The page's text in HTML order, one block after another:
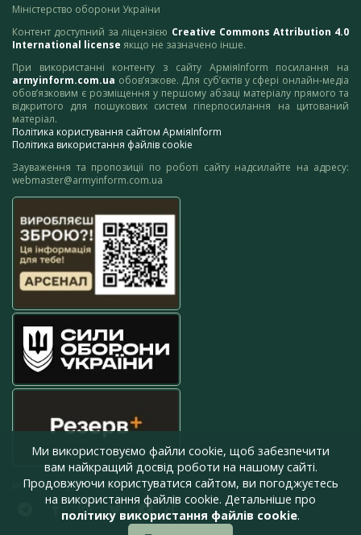
Міністерство оборони України
Контент доступний за ліцензією Creative Commons Attribution 4.0
International license якщо не зазначено інше.
При використанні контенту з сайту АрміяInform посилання на
armyinform.com.ua обов’язкове. Для суб’єктів у сфері онлайн-медіа
обов’язковим є розміщення у першому абзаці матеріалу прямого та
відкритого для пошукових систем гіперпосилання на цитований
матеріал.
Політика користування сайтом АрміяInform
Політика використання файлів cookie
Зауваження та пропозиції по роботі сайту надсилайте на адресу:
webmaster@armyinform.com.ua
press@armyinform.com.ua
Ми використовуємо файли cookie, щоб забезпечити
вам найкращий досвід роботи на нашому сайті.
Продовжуючи користуватися сайтом, ви погоджуєтесь
на використання файлів cookie. Детальніше про
політику використання файлів cookie.